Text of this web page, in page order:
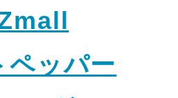
ペッパー